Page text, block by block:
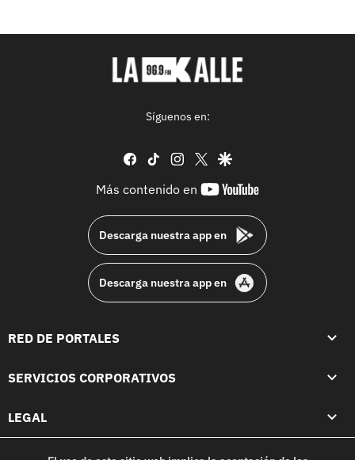
Síguenos en:
facebook
tiktok instagram
twittergoogle
Más contenido en
youtube-
Descarga nuestra app en
Descarga nuestra app en
RED DE PORTALES
SERVICIOS CORPORATIVOS
LEGAL